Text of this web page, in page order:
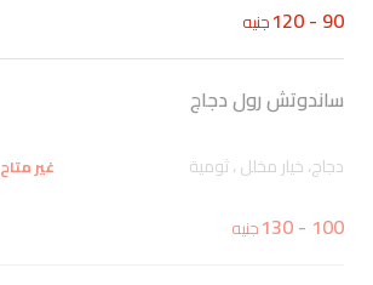
90 - 120 جنيه
ساندوتش رول دجاج
دجاج، خيار مخلل ، ثومية غير متاح
100 - 130 جنيه